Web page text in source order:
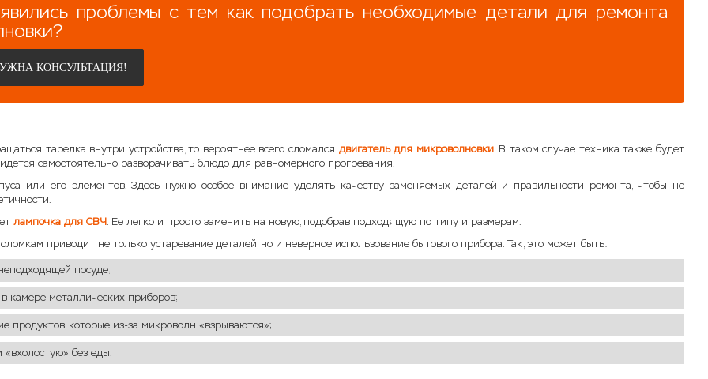
проблемы с тем как подобрать необходимые детали для ремонта
КОНСУЛЬТАЦИЯ!
тарелка внутри устройства, то вероятнее всего сломался двигатель для микроволновки. В таком случае техника также будет
самостоятельно разворачивать блюдо для равномерного прогревания.
или его элементов. Здесь нужно особое внимание уделять качеству заменяемых деталей и правильности ремонта, чтобы не
лампочка для СВЧ. Ее легко и просто заменить на новую, подобрав подходящую по типу и размерам.
приводит не только устаревание деталей, но и неверное использование бытового прибора. Так, это может быть:
посуде;
камере металлических приборов;
продуктов, которые из-за микроволн «взрываются»;
«вхолостую» без еды.